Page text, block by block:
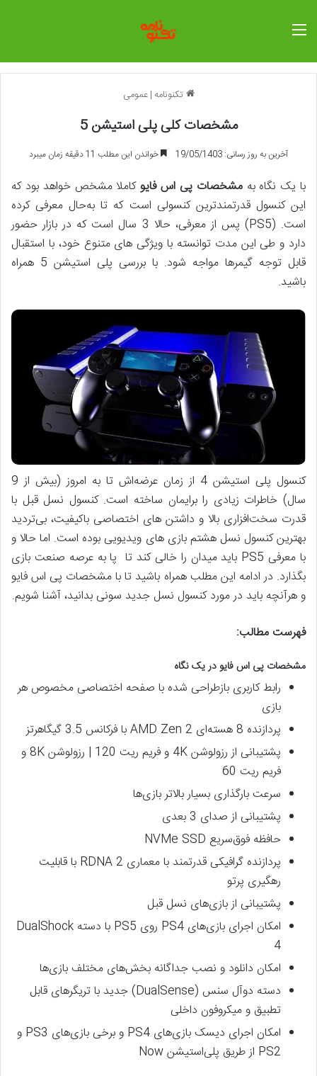
تکنونامه | عمومی
مشخصات کلی پلی استیشن 5
آخرین به روز رسانی: 19/05/1403 خواندن این مطلب 11 دقیقه زمان میبرد
با یک نگاه بهمشخصات پی اس فایوکاملا مشخص خواهد بود که
این کنسول قدرتمندترین کنسولی است که تا به‌حال معرفی کرده
است. (PS5) پس از معرفی، حالا 3 سال است که در بازار حضور
دارد و طی این مدت توانسته با ویژگی های متنوع خود، با استقبال
قابل توجه گیمرها مواجه شود. با بررسی پلی استیشن 5 همراه
باشید.
کنسول پلی استیشن 4 از زمان عرضه‌اش تا به امروز (بیش از 9
سال) خاطرات زیادی را برایمان ساخته است. کنسول نسل قبل با
قدرت سخت‌افزاری بالا و داشتن ‌های اختصاصی باکیفیت، بی‌تردید
بهترین کنسول نسل هشتم بازی های ویدیویی بوده است. اما حالا و
با معرفی PS5 باید میدان را خالی کند تا پا به عرصه صنعت بازی
بگذارد. در ادامه این مطلب همراه باشید تا با مشخصات پی اس فایو
و هرآنچه باید در مورد کنسول نسل جدید سونی بدانید، آشنا شویم.
فهرست مطالب:
مشخصات پی اس فایو در یک نگاه
رابط کاربری بازطراحی شده با صفحه اختصاصی مخصوص هر
بازی
پردازنده 8 هسته‌ای AMD Zen 2 با فرکانس 3.5 گیگاهرتز
پشتیبانی از رزولوشن 4K و فریم ریت 120 | رزولوشن 8K و
فریم ریت 60
سرعت بارگذاری بسیار بالاتر بازی‌ها
پشتیبانی از صدای 3 بعدی
حافظه فوق‌سریع NVMe SSD
پردازنده گرافیکی قدرتمند با معماری RDNA 2 با قابلیت
رهگیری پرتو
پشتیبانی از بازی‌های نسل قبل
امکان اجرای بازی‌های PS4 روی PS5 با دسته DualShock
4
امکان دانلود و نصب جداگانه بخش‌های مختلف بازی‌ها
دسته دوآل سنس (DualSense) جدید با تریگرهای قابل
تطبیق و میکروفون داخلی
امکان اجرای دیسک بازی‌های PS4 و برخی بازی‌های PS3 و
PS2 از طریق پلی‌استیشن Now